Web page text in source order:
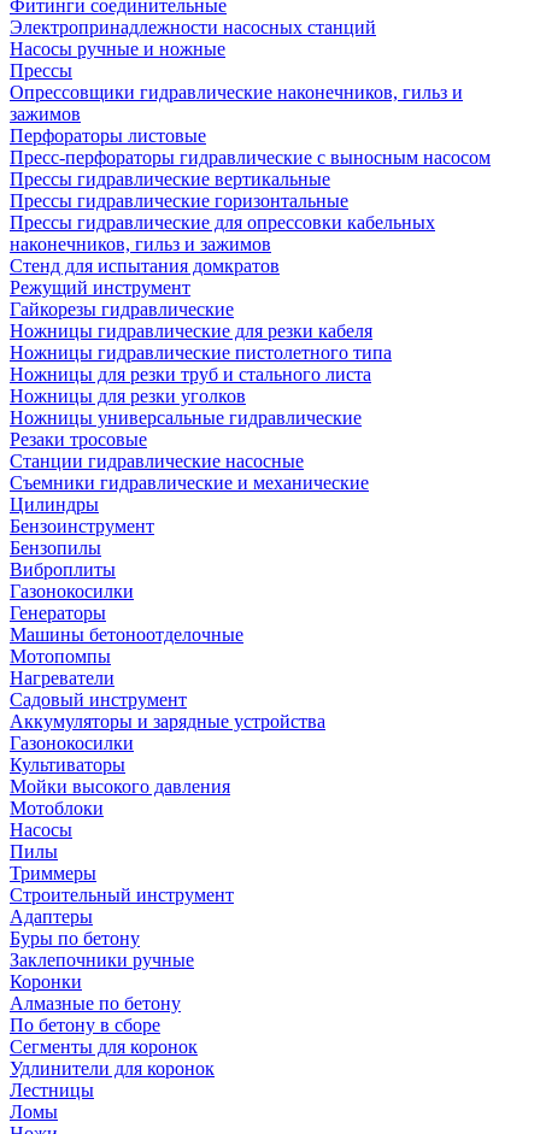
Фитинги соединительные
Электропринадлежности насосных станций
Насосы ручные и ножные
Прессы
Опрессовщики гидравлические наконечников, гильз и
зажимов
Перфораторы листовые
Пресс-перфораторы гидравлические с выносным насосом
Прессы гидравлические вертикальные
Прессы гидравлические горизонтальные
Прессы гидравлические для опрессовки кабельных
наконечников, гильз и зажимов
Стенд для испытания домкратов
Режущий инструмент
Гайкорезы гидравлические
Ножницы гидравлические для резки кабеля
Ножницы гидравлические пистолетного типа
Ножницы для резки труб и стального листа
Ножницы для резки уголков
Ножницы универсальные гидравлические
Резаки тросовые
Станции гидравлические насосные
Съемники гидравлические и механические
Цилиндры
Бензоинструмент
Бензопилы
Виброплиты
Газонокосилки
Генераторы
Машины бетоноотделочные
Мотопомпы
Нагреватели
Садовый инструмент
Аккумуляторы и зарядные устройства
Газонокосилки
Культиваторы
Мойки высокого давления
Мотоблоки
Насосы
Пилы
Триммеры
Строительный инструмент
Адаптеры
Буры по бетону
Заклепочники ручные
Коронки
Алмазные по бетону
По бетону в сборе
Сегменты для коронок
Удлинители для коронок
Лестницы
Ломы